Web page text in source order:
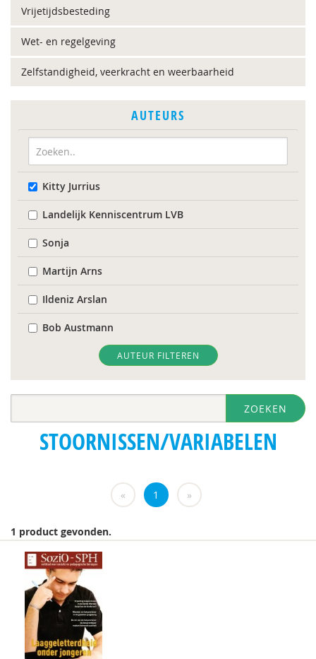
Vrijetijdsbesteding
Wet- en regelgeving
Zelfstandigheid, veerkracht en weerbaarheid
AUTEURS
Kitty Jurrius
Landelijk Kenniscentrum LVB
Sonja
Martijn Arns
Ildeniz Arslan
Bob Austmann
Herman Baartman
Corrie Baas
Ria Balm
Keete Beckeringh
Fiet van Beek
Ton Beekman
Charlotte Beenakker
Karin Besjes-de Bock
AUTEUR FILTEREN
ZOEKEN
STOORNISSEN/VARIABELEN
« 1 »
1 product gevonden.